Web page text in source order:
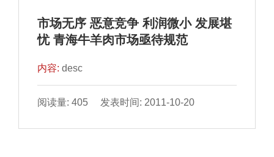
市场无序 恶意竞争 利润微小 发展堪
忧 青海牛羊肉市场亟待规范
内容:desc
阅读量: 405 发表时间: 2011-10-20